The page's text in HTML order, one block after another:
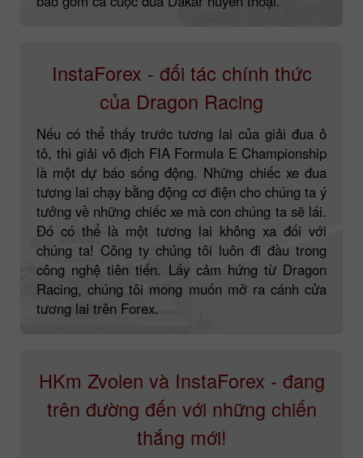
InstaForex - đối tác chính thức
của Dragon Racing
Nếu có thể thấy trước tương lai của giải đua ô
tô, thì giải vô địch FIA Formula E Championship
là một dự báo sống động. Những chiếc xe đua
tương lai chạy bằng động cơ điện cho chúng ta ý
tưởng về những chiếc xe mà con chúng ta sẽ lái.
Đó có thể là một tương lai không xa đối với
chúng ta! Công ty chúng tôi luôn đi đầu trong
công nghệ tiên tiến. Lấy cảm hứng từ Dragon
Racing, chúng tôi mong muốn mở ra cánh cửa
tương lai trên Forex.
HKm Zvolen và InstaForex - đang
trên đường đến với những chiến
thắng mới!